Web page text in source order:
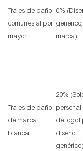
Trajes de baño
comunes al por
mayor
0%
marca)
Trajes de baño
de marca
blanca
20%
de
diseño
genérico)